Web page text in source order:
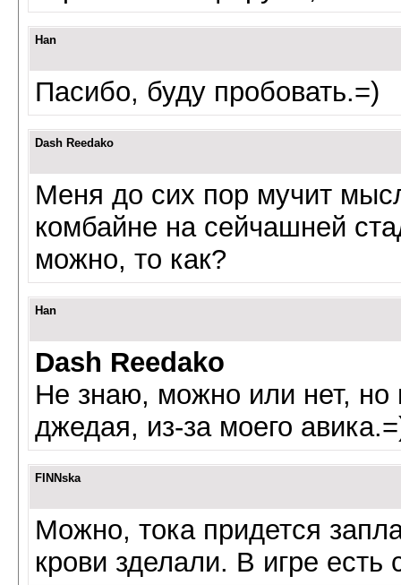
Han
Пасибо, буду пробовать.=)
Dash Reedako
Меня до сих пор мучит
комбайне на сейчашней
можно, то как?
Han
Dash Reedako
Не знаю, можно или нет,
джедая, из-за моего
FINNska
Можно, тока придется
крови зделали. В игре есть